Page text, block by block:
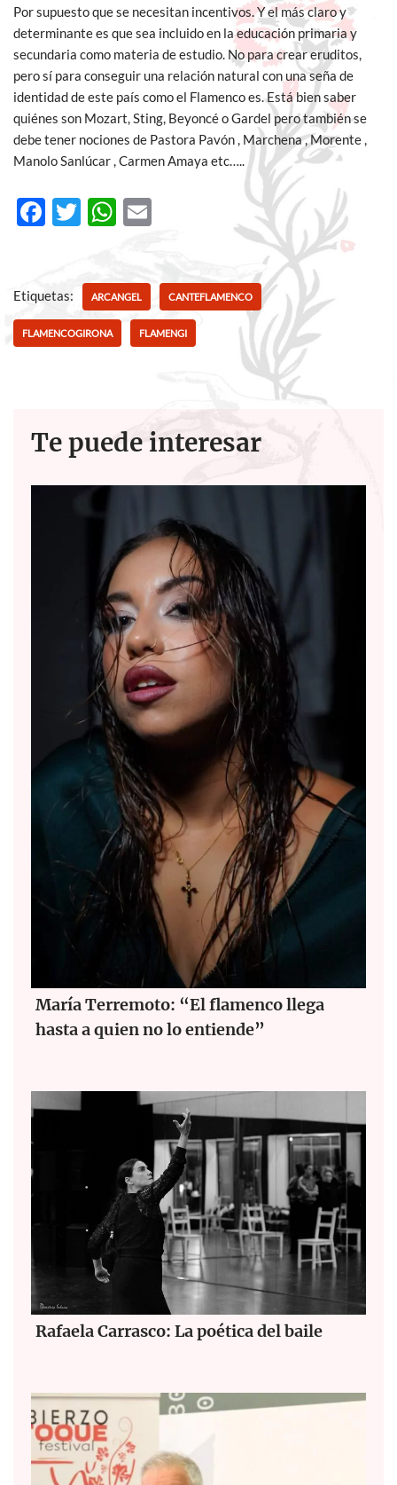
Por supuesto que se necesitan incentivos. Y el más claro y
determinante es que sea incluido en la educación primaria y
secundaria como materia de estudio. No para crear eruditos,
pero sí para conseguir una relación natural con una seña de
identidad de este país como el Flamenco es. Está bien saber
quiénes son Mozart, Sting, Beyoncé o Gardel pero también se
debe tener nociones de Pastora Pavón , Marchena , Morente ,
Manolo Sanlúcar , Carmen Amaya etc…..
F
b
o
o
T
er
W
s
A
p
Etiquetas: ARCANGEL CANTEFLAMENCO
FLAMENCOGIRONA FLAMENGI
Te puede interesar
María Terremoto: “El flamenco llega
hasta a quien no lo entiende”
Rafaela Carrasco: La poética del baile